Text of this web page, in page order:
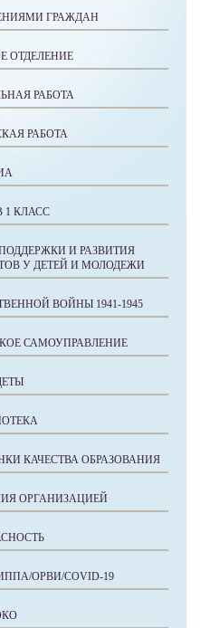
ГРАЖДАН
ОТДЕЛЕНИЕ
РАБОТА
РАБОТА
1 КЛАСС
И РАЗВИТИЯ
У ДЕТЕЙ И МОЛОДЕЖИ
ВОЙНЫ 1941-1945
САМОУПРАВЛЕНИЕ
КАЧЕСТВА ОБРАЗОВАНИЯ
ОРГАНИЗАЦИЕЙ
ОРВИ/COVID-19